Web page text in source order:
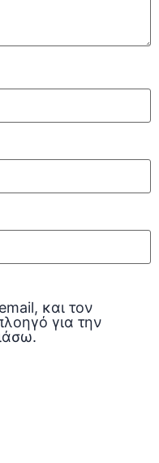
και τον
για την